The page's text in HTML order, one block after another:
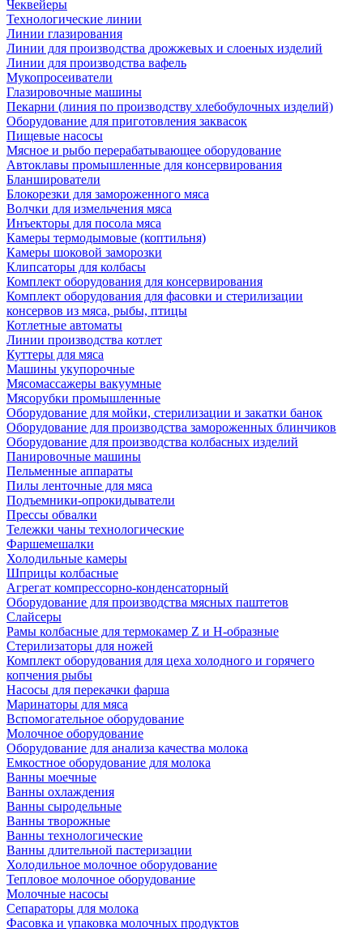
Чеквейеры
Технологические линии
Линии глазирования
Линии для производства дрожжевых и слоеных изделий
Линии для производства вафель
Мукопросеиватели
Глазировочные машины
Пекарни (линия по производству хлебобулочных изделий)
Оборудование для приготовления заквасок
Пищевые насосы
Мясное и рыбо перерабатывающее оборудование
Автоклавы промышленные для консервирования
Бланширователи
Блокорезки для замороженного мяса
Волчки для измельчения мяса
Инъекторы для посола мяса
Камеры термодымовые (коптильня)
Камеры шоковой заморозки
Клипсаторы для колбасы
Комплект оборудования для консервирования
Комплект оборудования для фасовки и стерилизации
консервов из мяса, рыбы, птицы
Котлетные автоматы
Линии производства котлет
Куттеры для мяса
Машины укупорочные
Мясомассажеры вакуумные
Мясорубки промышленные
Оборудование для мойки, стерилизации и закатки банок
Оборудование для производства замороженных блинчиков
Оборудование для производства колбасных изделий
Панировочные машины
Пельменные аппараты
Пилы ленточные для мяса
Подъемники-опрокидыватели
Прессы обвалки
Тележки чаны технологические
Фаршемешалки
Холодильные камеры
Шприцы колбасные
Агрегат компрессорно-конденсаторный
Оборудование для производства мясных паштетов
Слайсеры
Рамы колбасные для термокамер Z и H-образные
Стерилизаторы для ножей
Комплект оборудования для цеха холодного и горячего
копчения рыбы
Насосы для перекачки фарша
Маринаторы для мяса
Вспомогательное оборудование
Молочное оборудование
Оборудование для анализа качества молока
Емкостное оборудование для молока
Ванны моечные
Ванны охлаждения
Ванны сыродельные
Ванны творожные
Ванны технологические
Ванны длительной пастеризации
Холодильное молочное оборудование
Тепловое молочное оборудование
Молочные насосы
Сепараторы для молока
Фасовка и упаковка молочных продуктов